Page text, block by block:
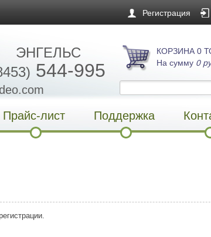
Регистрация
ЭНГЕЛЬС
544-995
КОРЗИНА 0
На сумму 0
Прайс-лист Поддержка